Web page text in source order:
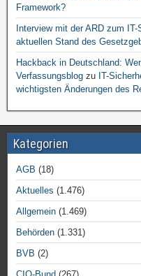
Framework?
Interview mit der ARD zum
aktuellen Stand des
Hackback in Deutschland:
Verfassungsblog zu IT-
wichtigsten Änderungen des
Kategorien
AGB (18)
Aktuelles (1.476)
Allgemein (1.469)
Behörden (1.331)
BVB (2)